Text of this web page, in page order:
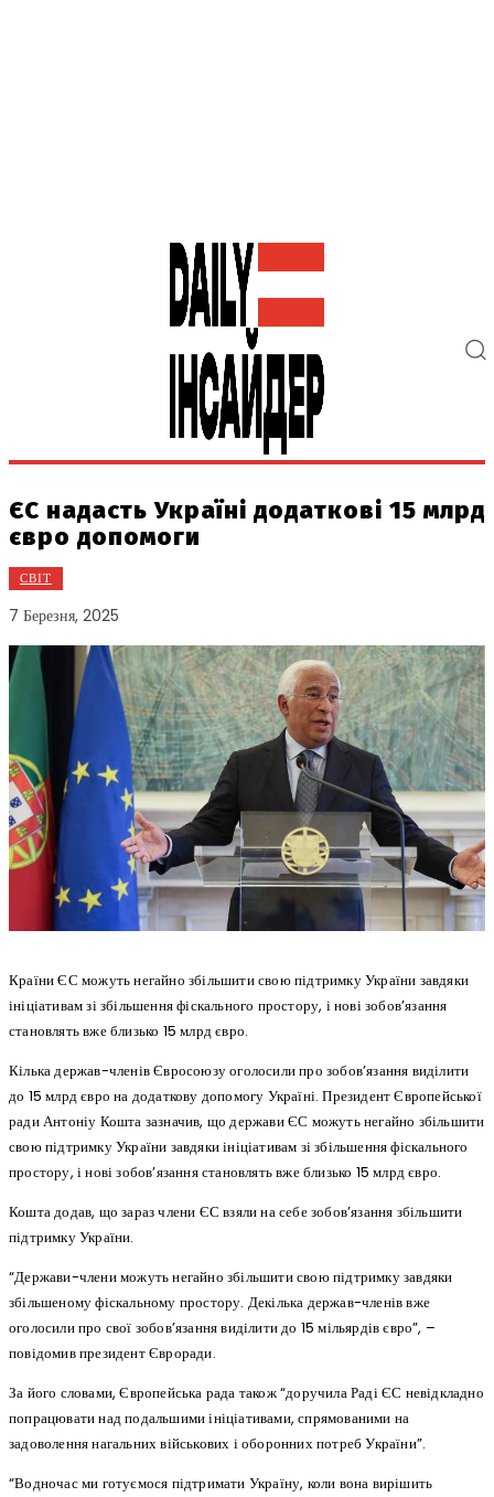
ЄС надасть Україні додаткові 15 млрд
євро допомоги
СВІТ
7 Березня, 2025
Країни ЄС можуть негайно збільшити свою підтримку України завдяки
ініціативам зі збільшення фіскального простору, і нові зобов’язання
становлять вже близько 15 млрд євро.
Кілька держав-членів Євросоюзу оголосили про зобов’язання виділити
до 15 млрд євро на додаткову допомогу Україні. Президент Європейської
ради Антоніу Кошта зазначив, що держави ЄС можуть негайно збільшити
свою підтримку України завдяки ініціативам зі збільшення фіскального
простору, і нові зобов’язання становлять вже близько 15 млрд євро.
Кошта додав, що зараз члени ЄС взяли на себе зобов’язання збільшити
підтримку України.
“Держави-члени можуть негайно збільшити свою підтримку завдяки
збільшеному фіскальному простору. Декілька держав-членів вже
оголосили про свої зобов’язання виділити до 15 мільярдів євро”, –
повідомив президент Євроради.
За його словами, Європейська рада також “доручила Раді ЄС невідкладно
попрацювати над подальшими ініціативами, спрямованими на
задоволення нагальних військових і оборонних потреб України”.
“Водночас ми готуємося підтримати Україну, коли вона вирішить